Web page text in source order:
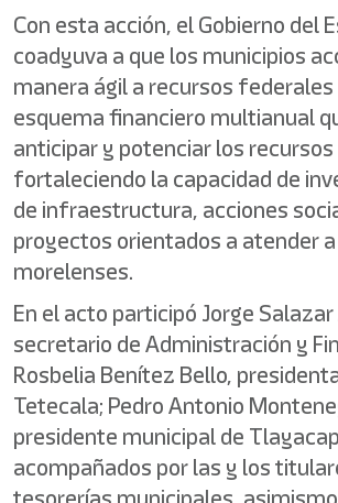
Con esta acción, el Gobierno del
coadyuva a que los municipios
manera ágil a recursos
esquema financiero multianual
anticipar y potenciar los recursos
fortaleciendo la capacidad de
de infraestructura, acciones
proyectos orientados a atender
morelenses.
En el acto participó Jorge
secretario de Administración y
Rosbelia Benítez Bello,
Tetecala; Pedro Antonio
presidente municipal de
acompañados por las y los